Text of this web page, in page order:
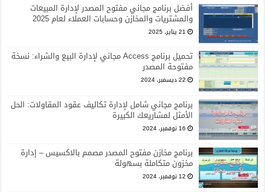
أفضل برنامج مجاني مفتوح المصدر لإدارة المبيعات
والمشتريات والمخازن وحسابات العملاء لعام 2025
21 يناير، 2025
تحميل برنامج Access مجاني لإدارة البيع والشراء: نسخة
مفتوحة المصدر
22 ديسمبر، 2024
برنامج مجاني شامل لإدارة تكاليف عقود المقاولات: الحل
الأمثل لمشاريعك الكبيرة
16 نوفمبر، 2024
برنامج مخازن مفتوح المصدر مصمم بالاكسيس – إدارة
مخزون متكاملة بسهولة
12 نوفمبر، 2024